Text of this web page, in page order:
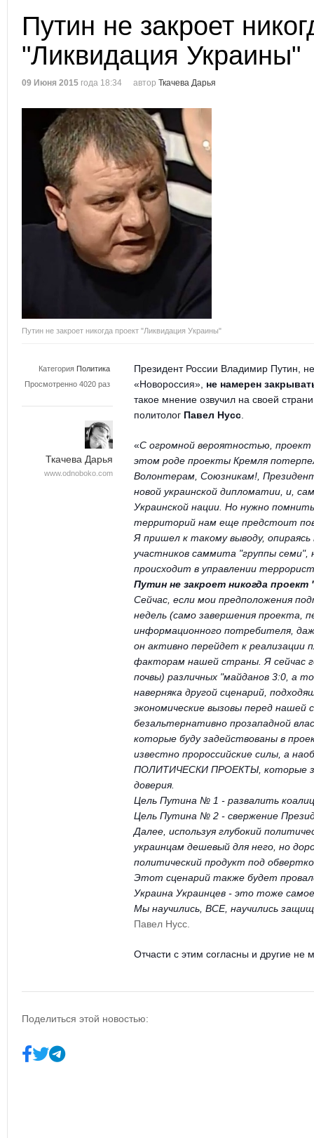
Путин не закроет
"Ликвидация Украины"
09 Июня 2015 года 18:34 автор Ткачева Дарья
Путин не закроет никогда проект "Ликвидация Украины"
Категория Политика
Просмотренно 4020 раз
Ткачева Дарья
www.odnoboko.com
Президент России Владимир Путин,
«Новороссия», не намерен
такое мнение озвучил на своей
политолог Павел Нусс
«С огромной вероятностью, проект
этом роде проекты Кремля
Волонтерам, Союзникам!,
новой украинской дипломатии, и,
Украинской нации. Но нужно
территорий нам еще предстоит
Я пришел к такому выводу,
участников саммита "группы семи",
происходит в управлении
Путин не закроет никогда
Сейчас, если мои предположения
недель (само завершения проекта,
информационного потребителя,
он активно перейдет к реализации
факторам нашей страны. Я сейчас
почвы) различных "майданов 3:0, а
наверняка другой сценарий,
экономические вызовы перед нашей
безальтернативно прозападной
которые буду задействованы в
известно пророссийские силы, а
ПОЛИТИЧЕСКИ ПРОЕКТЫ, которые
доверия.
Цель Путина № 1 - развалить
Цель Путина № 2 - свержение
Далее, используя глубокий
украинцам дешевый для него, но
политический продукт под
Этот сценарий также будет
Украина Украинцев - это тоже
Мы научились, ВСЕ, научились
Павел Нусс.
Отчасти с этим согласны и другие не
Поделиться этой новостью: